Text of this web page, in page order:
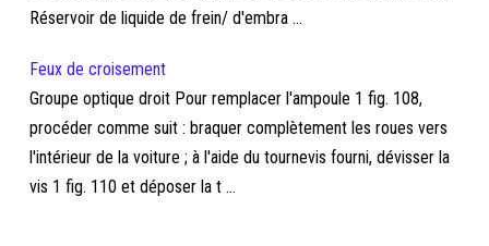
Réservoir de liquide de frein/ d'embra ...
Feux de croisement
Groupe optique droit Pour remplacer l'ampoule 1 fig. 108,
procéder comme suit : braquer complètement les roues vers
l'intérieur de la voiture ; à l'aide du tournevis fourni, dévisser la
vis 1 fig. 110 et déposer la t ...